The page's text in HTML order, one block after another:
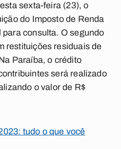
sexta-feira (23), o
do Imposto de Renda
consulta. O segundo
restituições residuais de
Paraíba, o crédito
será realizado
o valor de R$
tudo o que você